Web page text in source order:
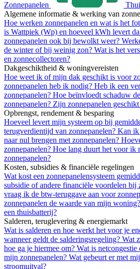
Zonnepanelen
Algemene informatie & werking van
Hoe werken zonnepanelen en wat is het
is Wattpiek (Wp) en hoeveel kWh levert
zonnepanelen ook bij bewolkt weer?
de winter of bij weinig zon? Wat is het
en zonnecollectoren?
Dakgeschiktheid & woningvereisten
Hoe weet ik of mijn dak geschikt is voor
zonnepanelen heb ik nodig? Heb ik een
zonnepanelen? Hoe beïnvloedt schaduw
zonnepanelen? Zijn zonnepanelen
Opbrengst, rendement & besparing
Hoeveel levert mijn systeem op bij
terugverdientijd van zonnepanelen? Kan ik
naar nul brengen met zonnepanelen?
zonnepanelen? Hoe lang duurt het voor ik
zonnepanelen?
Kosten, subsidies & financiële regelingen
Wat kost een zonnepanelensysteem
subsidie of andere financiële voordelen bij
vraag ik de btw-teruggave aan voor
zonnepanelen de waarde van mijn woning?
een thuisbatterij?
Salderen, teruglevering & energiemarkt
Wat is salderen en hoe werkt het voor je
wanneer geldt de salderingsregeling? Wat
hoe ga je hiermee om? Wat is
mijn zonnepanelen? Wat gebeurt er met
stroomuitval?